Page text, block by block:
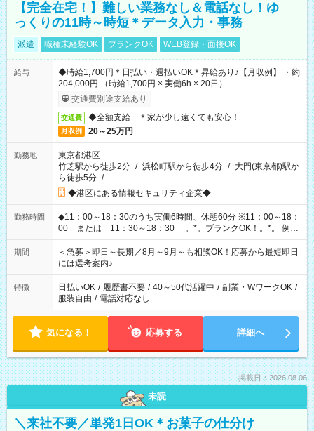
【完全在宅！】難しい業務なし＆電話なし！ゆ
っくりの11時～時短＊データ入力・事務
派遣 職種未経験OK ブランクOK WEB登録・面接OK
給与
◆時給1,700円＊日払い・週払いOK＊昇給あり♪【月収例】 ・約
204,000円 （時給1,700円 × 実働6h × 20日）
交通費別途支給あり
交通費 ◆全額支給 ＊家が少し遠くても安心！
月収例 20～25万円
勤務地
東京都港区
竹芝駅から徒歩2分 / 浜松町駅から徒歩4分 / 大門(東京都)駅か
ら徒歩5分 / …
◆港区にある情報セキュリティ企業◆
勤務時間
◆11：00～18：30のうち実働6時間、休憩60分 ※11：00～18：
00 または 11：30～18：30 。*。ブランクOK！。*。 例え
ば前職が、 在宅/財団法人/事務/コールセンター/受付/販売/カフェ
スタッフ スイーツ販売/ホテルフロント/化粧品販売/など 様々な
業界から入社して活躍されています♪
期間
＜急募＞即日～長期／8月～9月～も相談OK！応募から最短即日
には選考案内♪
特徴 日払いOK / 履歴書不要 / 40～50代活躍中 / 副業・WワークOK /
服装自由 / 電話対応なし
気になる！ 応募する 詳細へ
掲載日：2026.08.06
未読
＼来社不要／単発1日OK＊お菓子の仕分け